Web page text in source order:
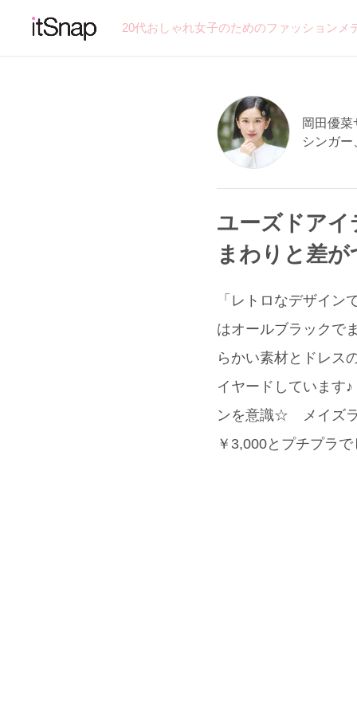
20代おしゃれ女子のためのファッション
岡田優菜
シンガ
ユーズドア
まわりと差
「レトロなデザイ
はオールブラックで
らかい素材とドレス
イヤードしています
ンを意識☆ メイズラ
￥3,000とプチプラ